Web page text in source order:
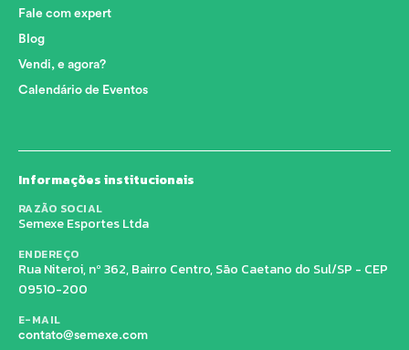
Fale com expert
Blog
Vendi, e agora?
Calendário de Eventos
Informações institucionais
RAZÃO SOCIAL
Semexe Esportes Ltda
ENDEREÇO
Rua Niteroi, nº 362, Bairro Centro, São Caetano do Sul/SP - CEP
09510-200
E-MAIL
contato@semexe.com